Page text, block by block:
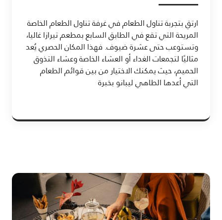
ارتقِ بتجربة تناول الطعام في غرفة تناول الطعام الخاصة
المريحة التي تقع في الطابق السابع بمطعم تيرازا غاليا،
وتستوعب حتى عشرة ضيوف. فهذا المكان الحصري يُعد
مثاليًا لتجمعات الغداء أو العشاء الخاصة وعشاء التذوق
الحميم، حيث يمكنك الاختيار من بين قوائم الطعام
التي أعدها الطاهي ليبانو بخبرة